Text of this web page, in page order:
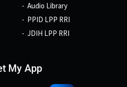
Audio Library
PPID LPP RRI
JDIH LPP RRI
My App